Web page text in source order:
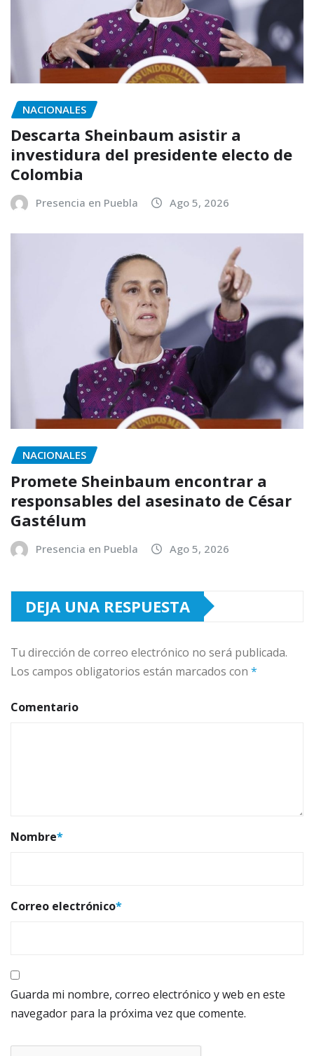
NACIONALES
Descarta Sheinbaum asistir a
investidura del presidente electo de
Colombia
Presencia en Puebla Ago 5, 2026
NACIONALES
Promete Sheinbaum encontrar a
responsables del asesinato de César
Gastélum
Presencia en Puebla Ago 5, 2026
DEJA UNA RESPUESTA
Tu dirección de correo electrónico no será publicada.
Los campos obligatorios están marcados con *
Comentario
Nombre*
Correo electrónico*
Guarda mi nombre, correo electrónico y web en este
navegador para la próxima vez que comente.